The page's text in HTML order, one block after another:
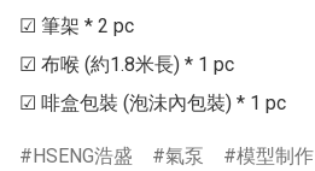
☑ 筆架 * 2 pc
☑ 布喉 (約1.8米長) * 1 pc
HSENG浩盛 氣泵 模型制作